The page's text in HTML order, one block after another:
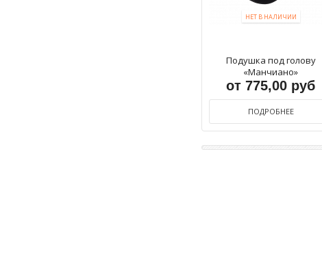
НЕТ В НАЛИЧИИ
Подушка под голову
«Манчиано»
от 775,00 руб
ПОДРОБНЕЕ